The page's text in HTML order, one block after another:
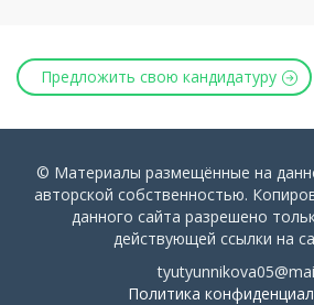
Предложить свою кандидатуру
© Материалы размещённые на
авторской собственностью.
данного сайта разрешено
действующей ссылки на
Политика